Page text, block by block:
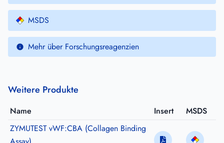
MSDS
Mehr über Forschungsreagenzien
Weitere Produkte
Name Insert
MSDS
ZYMUTEST vWF:CBA (Collagen Binding